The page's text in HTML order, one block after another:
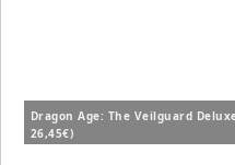
Dragon Age: The Veilguard
26,45€)